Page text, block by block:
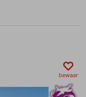
bewaar